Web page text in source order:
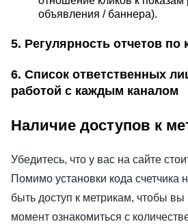
объявления / баннера).
5. Регулярность отчетов по
6. Список ответственных
работой с каждым каналом
Наличие доступов к
Убедитесь, что у вас на сайте
Помимо установки кода счетчика
быть доступ к метрикам, чтобы
момент ознакомиться с